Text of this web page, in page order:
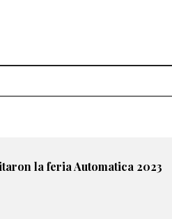
la feria Automatica 2023